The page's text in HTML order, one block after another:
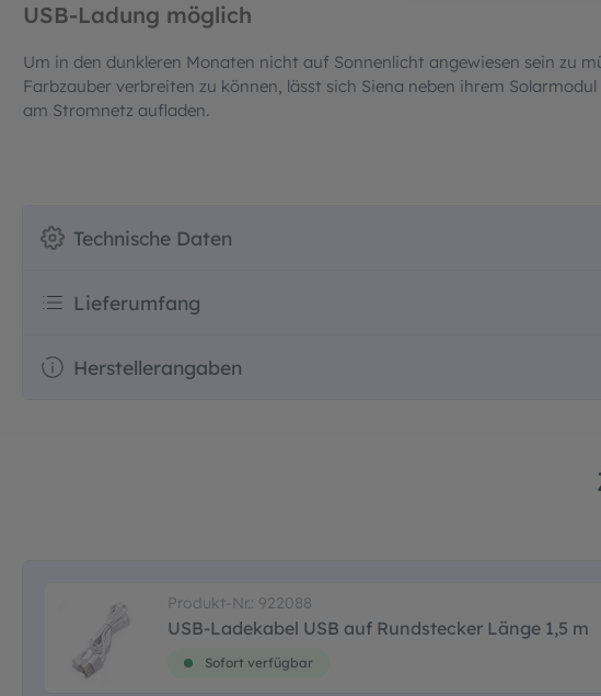
USB-Ladung möglich
Um in den dunkleren Monaten nicht auf Sonnenlicht angewiesen sein zu
Farbzauber verbreiten zu können, lässt sich Siena neben ihrem
am Stromnetz aufladen.
Technische Daten
Lieferumfang
Herstellerangaben
Produkt-Nr.: 922088
USB-Ladekabel USB auf Rundstecker Länge 1,5 m
Sofort verfügbar